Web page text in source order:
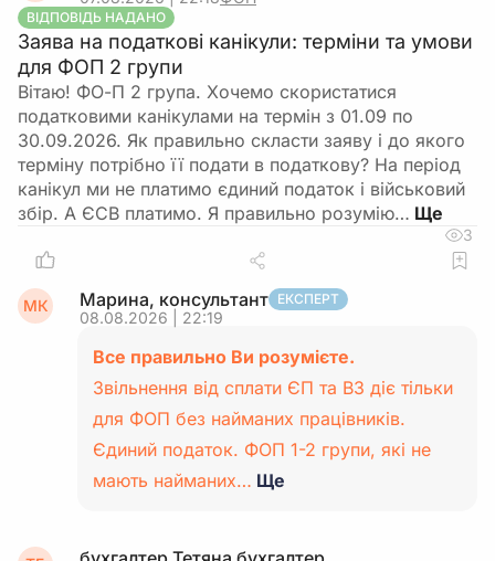
ВІДПОВІДЬ НАДАНО
Заява на податкові канікули: терміни та умови
для ФОП 2 групи
Вітаю! ФО-П 2 група. Хочемо скористатися
податковими канікулами на термін з 01.09 по
30.09.2026. Як правильно скласти заяву і до якого
терміну потрібно її подати в податкову? На період
канікул ми не платимо єдиний податок і військовий
збір. А ЄСВ платимо. Я правильно розумію…
3
МК Марина, консультант ЕКСПЕРТ
08.08.2026 | 22:19
Все правильно Ви розумієте.
Звільнення від сплати ЄП та ВЗ діє тільки
для ФОП без найманих працівників.
Єдиний податок. ФОП 1-2 групи, які не
мають найманих… Ще